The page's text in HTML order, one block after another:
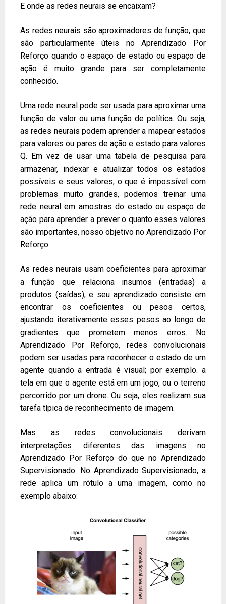
E onde as redes neurais se encaixam?
As redes neurais são aproximadores de função, que
são particularmente úteis no Aprendizado Por
Reforço quando o espaço de estado ou espaço de
ação é muito grande para ser completamente
conhecido.
Uma rede neural pode ser usada para aproximar uma
função de valor ou uma função de política. Ou seja,
as redes neurais podem aprender a mapear estados
para valores ou pares de ação e estado para valores
Q. Em vez de usar uma tabela de pesquisa para
armazenar, indexar e atualizar todos os estados
possíveis e seus valores, o que é impossível com
problemas muito grandes, podemos treinar uma
rede neural em amostras do estado ou espaço de
ação para aprender a prever o quanto esses valores
são importantes, nosso objetivo no Aprendizado Por
Reforço.
As redes neurais usam coeficientes para aproximar
a função que relaciona insumos (entradas) a
produtos (saídas), e seu aprendizado consiste em
encontrar os coeficientes ou pesos certos,
ajustando iterativamente esses pesos ao longo de
gradientes que prometem menos erros. No
Aprendizado Por Reforço, redes convolucionais
podem ser usadas para reconhecer o estado de um
agente quando a entrada é visual; por exemplo. a
tela em que o agente está em um jogo, ou o terreno
percorrido por um drone. Ou seja, eles realizam sua
tarefa típica de reconhecimento de imagem.
Mas as redes convolucionais derivam
interpretações diferentes das imagens no
Aprendizado Por Reforço do que no Aprendizado
Supervisionado. No Aprendizado Supervisionado, a
rede aplica um rótulo a uma imagem, como no
exemplo abaixo: